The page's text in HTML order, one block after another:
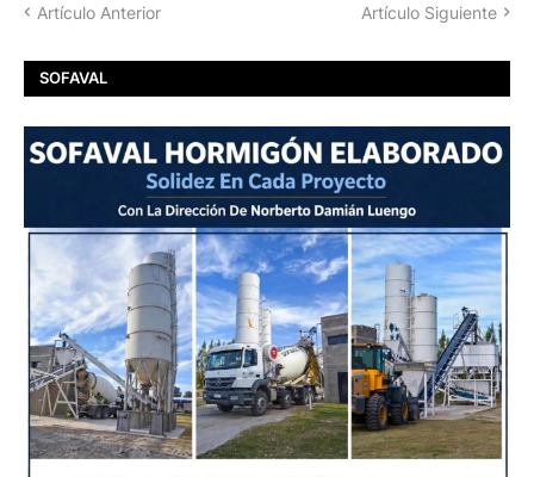
Artículo Anterior Artículo Siguiente
SOFAVAL